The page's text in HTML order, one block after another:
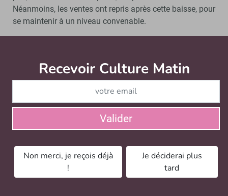
Néanmoins, les ventes ont repris après cette baisse, pour
se maintenir à un niveau convenable.
un signal négatif envoyé au public.
Malgré tout, nous ne comprenons pas le choix de cette
date du 21 juillet, qui affecte le In (jusqu’au 25 juillet)
comme le Off (jusqu’au 31). Nous sommes également
déçus qu’une régionalisation des mesures n’ait pas été
par le gouvernement. La région PACA a présentement un
des plus faibles taux d’incidence du virus, elle aurait pu
faire partie des régions épargnées pour le moment par
Recevoir Culture Matin
Valider
Non merci, je reçois déjà
!
Je déciderai plus
tard